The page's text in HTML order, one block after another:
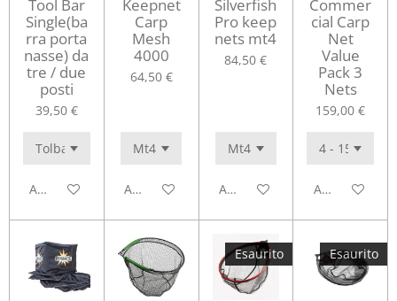
Tool Bar
Single(ba
rra porta
nasse) da
tre / due
posti
39,50 €
Aggiungi al carrello
Keepnet
Carp
Mesh
4000
64,50 €
Avvisami quando disponibile
Silverfish
Pro keep
nets mt4
84,50 €
Aggiungi al carrello
Commer
cial Carp
Net
Value
Pack 3
Nets
159,00 €
Aggiungi al
Esaurito Esaurito